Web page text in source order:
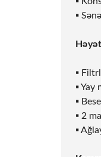
▪
▪
▪ Yay
▪
▪ 2
▪